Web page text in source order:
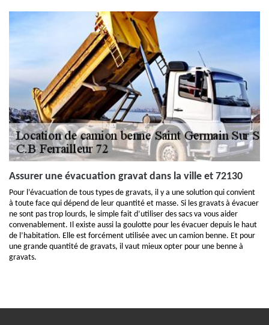
Assurer une évacuation gravat dans la ville et 72130
Pour l’évacuation de tous types de gravats, il y a une solution qui convient
à toute face qui dépend de leur quantité et masse. Si les gravats à évacuer
ne sont pas trop lourds, le simple fait d’utiliser des sacs va vous aider
convenablement. Il existe aussi la goulotte pour les évacuer depuis le haut
de l’habitation. Elle est forcément utilisée avec un camion benne. Et pour
une grande quantité de gravats, il vaut mieux opter pour une benne à
gravats.